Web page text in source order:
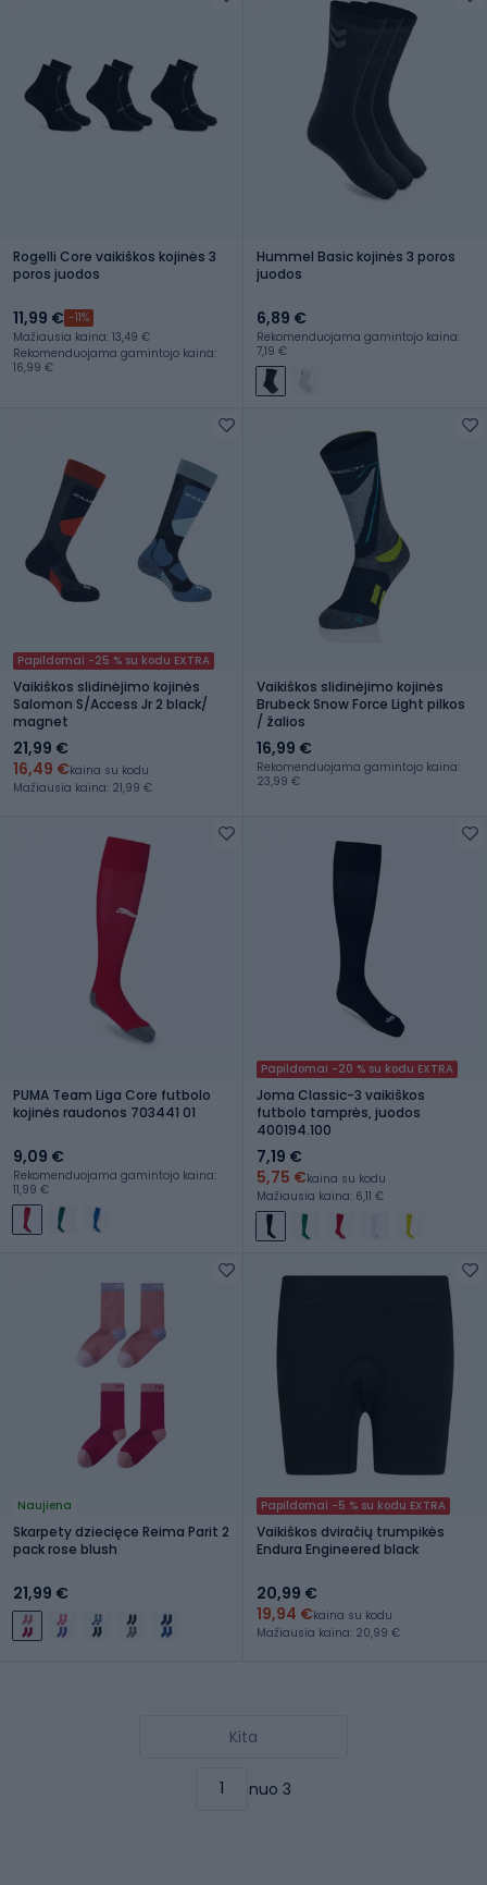
Rogelli Core vaikiškos kojinės 3
poros juodos
11,99 € -11%
Mažiausia kaina: 13,49 €
Rekomenduojama gamintojo kaina:
16,99 €
Hummel Basic kojinės 3 poros
juodos
6,89 €
Rekomenduojama gamintojo kaina:
7,19 €
Papildomai -25 % su kodu EXTRA
Vaikiškos slidinėjimo kojinės
Salomon S/Access Jr 2 black/
magnet
21,99 €
16,49 €kaina su kodu
Mažiausia kaina: 21,99 €
Vaikiškos slidinėjimo kojinės
Brubeck Snow Force Light pilkos
/ žalios
16,99 €
Rekomenduojama gamintojo kaina:
23,99 €
PUMA Team Liga Core futbolo
kojinės raudonos 703441 01
9,09 €
Rekomenduojama gamintojo kaina:
11,99 €
Papildomai -20 % su kodu EXTRA
Joma Classic-3 vaikiškos
futbolo tamprės, juodos
400194.100
7,19 €
5,75 €kaina su kodu
Mažiausia kaina: 6,11 €
Naujiena
Skarpety dziecięce Reima Parit 2
pack rose blush
21,99 €
Papildomai -5 % su kodu EXTRA
Vaikiškos dviračių trumpikės
Endura Engineered black
20,99 €
19,94 €kaina su kodu
Mažiausia kaina: 20,99 €
Kita
nuo 3